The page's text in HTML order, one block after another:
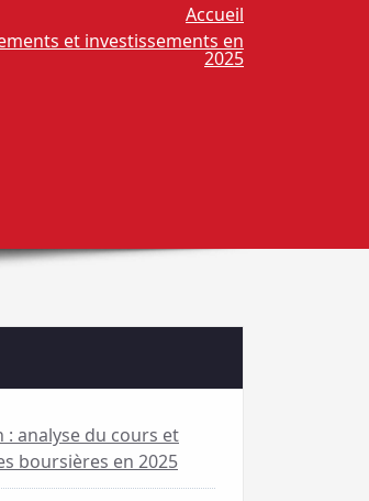
Accueil
et investissements en
2025
: analyse du cours et
boursières en 2025